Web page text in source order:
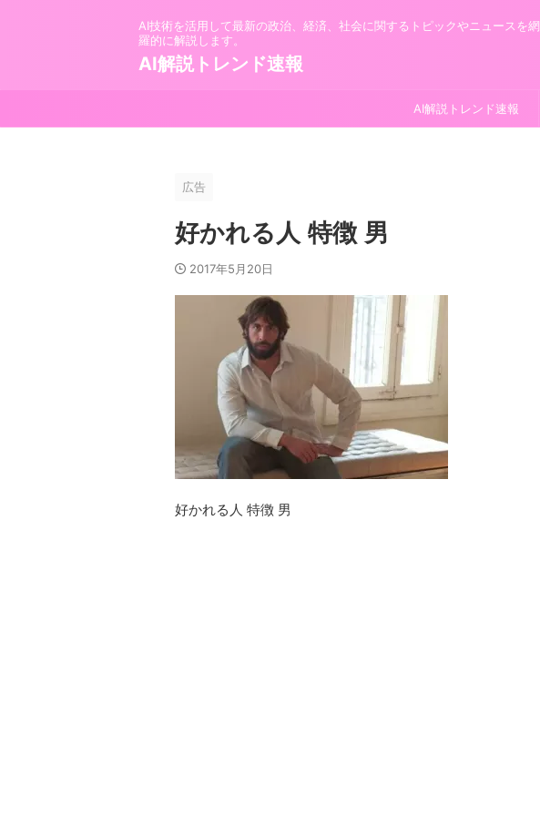
AI技術を活用して最新の政治、経済、社会に関するトピックやニュースを網
羅的に解説します。
AI解説トレンド速報
AI解説トレンド速報
広告
好かれる人 特徴 男
2017年5月20日
好かれる人 特徴 男